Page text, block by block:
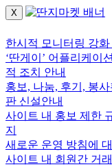
X
한시적 모니터링 강화
‘딴게이’ 어플리케이
적 조치 안내
홍보, 나눔, 후기, 봉
판 신설안내
사이트 내 홍보 제한
지
새로운 운영 방침에
사이트 내 회원간 거